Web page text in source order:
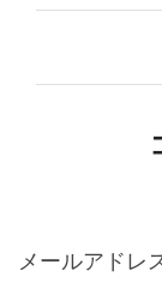
メールアドレ